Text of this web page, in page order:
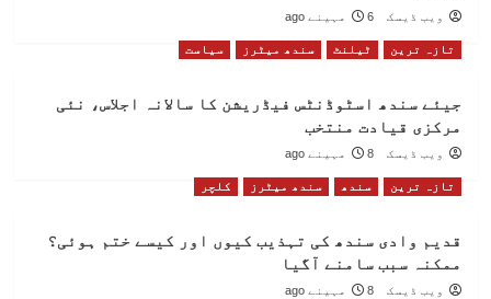
ویب ڈیسک 6 مہینے ago
تازہ ترین ٹیلنٹ سندھ میٹرز سیاست
جیئے سندھ اسٹوڈنٹس فیڈریشن کا سالانہ اجلاس، نئی
مرکزی قیادت منتخب
ویب ڈیسک 8 مہینے ago
تازہ ترین سندھ سندھ میٹرز کلچر
قدیم وادی سندھ کی تہذیب کیوں اور کیسے ختم ہوئی؟
ممکنہ سبب سامنے آگیا
ویب ڈیسک 8 مہینے ago